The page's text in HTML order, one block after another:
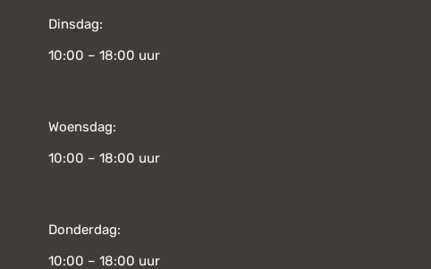
Dinsdag:
10:00 – 18:00 uur
Woensdag:
10:00 – 18:00 uur
Donderdag:
10:00 – 18:00 uur